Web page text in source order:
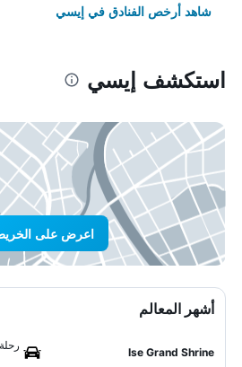
شاهد أرخص الفنادق في إيسي
استكشف إيسي
اعرض على
أشهر المعالم
Ise Grand Shrine
رحلة